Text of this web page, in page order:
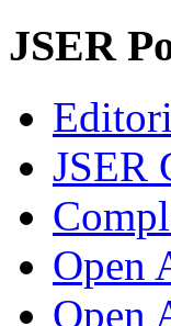
JSER
JSER
Open
Open